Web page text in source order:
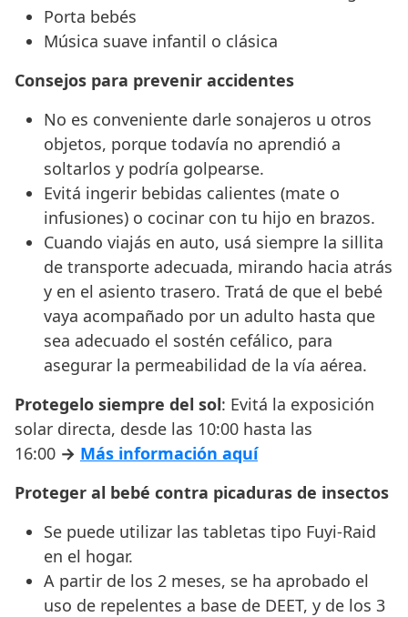
Porta bebés
Música suave infantil o clásica
Consejos para prevenir accidentes
No es conveniente darle sonajeros u otros
objetos, porque todavía no aprendió a
soltarlos y podría golpearse.
Evitá ingerir bebidas calientes (mate o
infusiones) o cocinar con tu hijo en brazos.
Cuando viajás en auto, usá siempre la sillita
de transporte adecuada, mirando hacia atrás
y en el asiento trasero. Tratá de que el bebé
vaya acompañado por un adulto hasta que
sea adecuado el sostén cefálico, para
asegurar la permeabilidad de la vía aérea.
Protegelo siempre del sol: Evitá la exposición
solar directa, desde las 10:00 hasta las
16:00 → Más información aquí
Proteger al bebé contra picaduras de insectos
Se puede utilizar las tabletas tipo Fuyi-Raid
en el hogar.
A partir de los 2 meses, se ha aprobado el
uso de repelentes a base de DEET, y de los 3